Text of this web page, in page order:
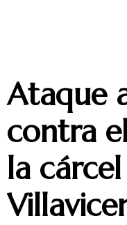
Ataque
contra
la